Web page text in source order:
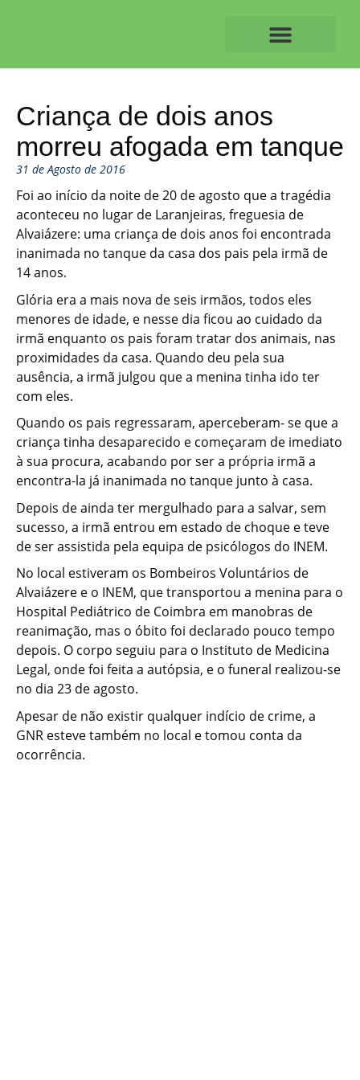
Criança de dois anos
morreu afogada em tanque
31 de Agosto de 2016
Foi ao início da noite de 20 de agosto que a tragédia
aconteceu no lugar de Laranjeiras, freguesia de
Alvaiázere: uma criança de dois anos foi encontrada
inanimada no tanque da casa dos pais pela irmã de
14 anos.
Glória era a mais nova de seis irmãos, todos eles
menores de idade, e nesse dia ficou ao cuidado da
irmã enquanto os pais foram tratar dos animais, nas
proximidades da casa. Quando deu pela sua
ausência, a irmã julgou que a menina tinha ido ter
com eles.
Quando os pais regressaram, aperceberam- se que a
criança tinha desaparecido e começaram de imediato
à sua procura, acabando por ser a própria irmã a
encontra-la já inanimada no tanque junto à casa.
Depois de ainda ter mergulhado para a salvar, sem
sucesso, a irmã entrou em estado de choque e teve
de ser assistida pela equipa de psicólogos do INEM.
No local estiveram os Bombeiros Voluntários de
Alvaiázere e o INEM, que transportou a menina para o
Hospital Pediátrico de Coimbra em manobras de
reanimação, mas o óbito foi declarado pouco tempo
depois. O corpo seguiu para o Instituto de Medicina
Legal, onde foi feita a autópsia, e o funeral realizou-se
no dia 23 de agosto.
Apesar de não existir qualquer indício de crime, a
GNR esteve também no local e tomou conta da
ocorrência.